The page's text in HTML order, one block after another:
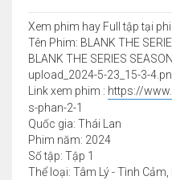
Xem phim hay Full tập tại
Tên Phim: BLANK THE
BLANK THE SERIES
upload_2024-5-23_15-3-
Link xem phim : https://
s-phan-2-1
Quốc gia: Thái Lan
Phim năm: 2024
Số tập: Tập 1
Thể loại: Tâm Lý - Tình Cảm,